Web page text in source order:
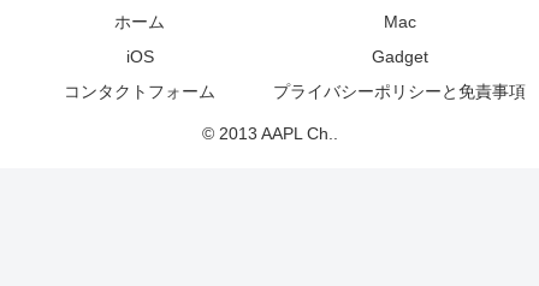
ホーム
Mac
iOS
Gadget
コンタクトフォーム
プライバシーポリシーと免責事項
© 2013 AAPL Ch..